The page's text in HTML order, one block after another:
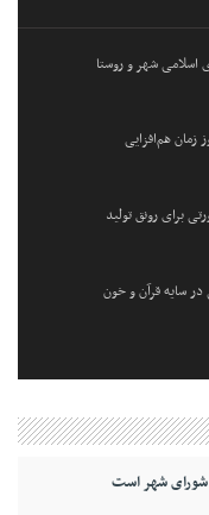
اسلامی شهر و روستا
هم‌افزایی
برای رونق تولید
سایه قرآن و خون
شهر است